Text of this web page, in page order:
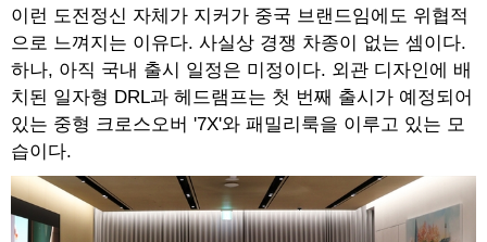
이런 도전정신 자체가 지커가 중국 브랜드임에도 위협적
으로 느껴지는 이유다. 사실상 경쟁 차종이 없는 셈이다.
하나, 아직 국내 출시 일정은 미정이다. 외관 디자인에 배
치된 일자형 DRL과 헤드램프는 첫 번째 출시가 예정되어
있는 중형 크로스오버 '7X'와 패밀리룩을 이루고 있는 모
습이다.